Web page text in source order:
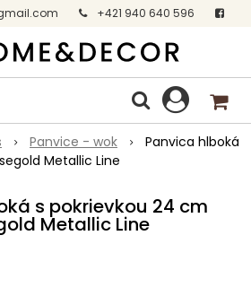
+421 940 640 596
Facebook
Panvice - wok
Panvica hlboká
Metallic Line
s pokrievkou 24 cm
Metallic Line